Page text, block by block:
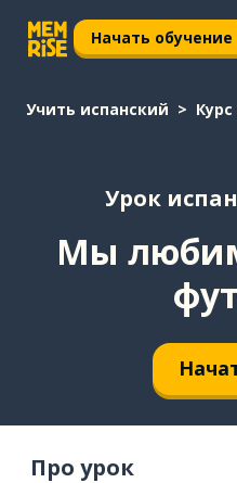
Начать обучение
Учить испанский
Урок
Мы
Про урок